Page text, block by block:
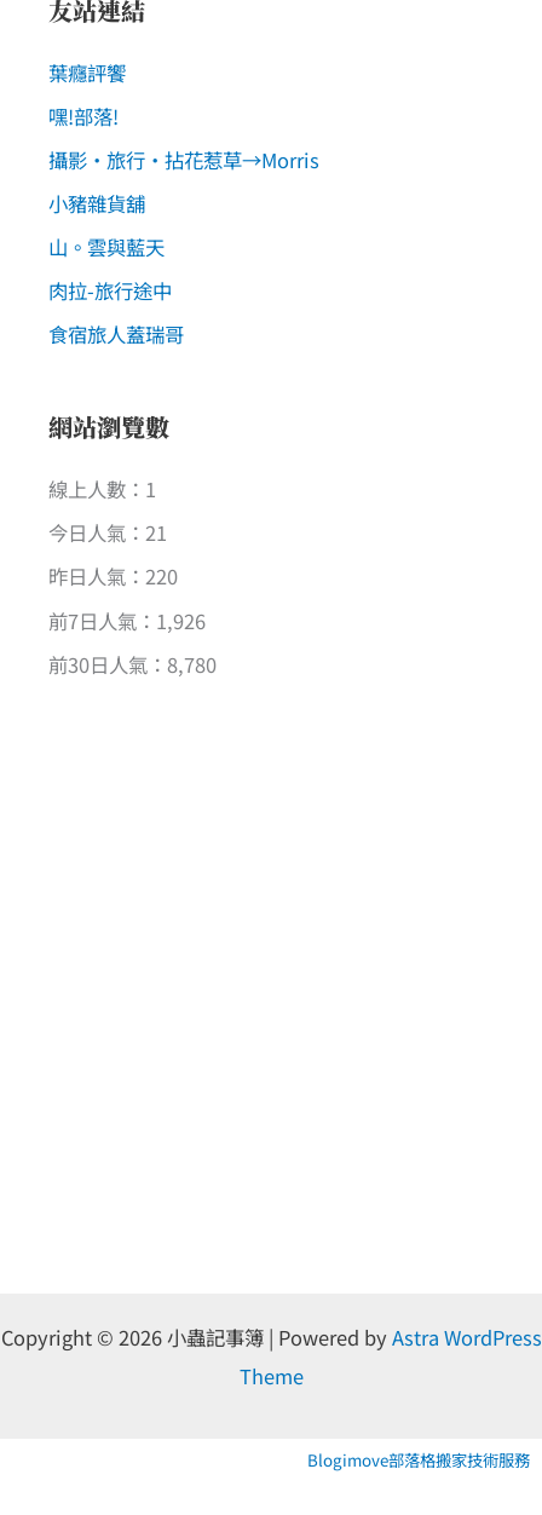
友站連結
葉癮評饗
嘿!部落!
攝影‧旅行‧拈花惹草→Morris
小豬雜貨舖
山。雲與藍天
肉拉-旅行途中
食宿旅人蓋瑞哥
網站瀏覽數
線上人數：1
今日人氣：21
昨日人氣：220
前7日人氣：1,926
前30日人氣：8,780
Copyright © 2026 小蟲記事簿 | Powered byAstra WordPress
Theme
Blogimove部落格搬家技術服務